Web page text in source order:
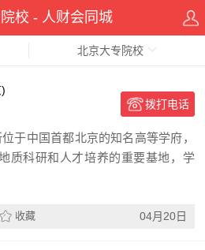
北京大专院校
拨打电话
于中国首都北京的知名高等学府，
质科研和人才培养的重要基地，学
收藏 04月20日
校 - 人财会同城